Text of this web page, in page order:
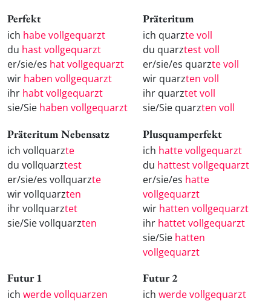
Perfekt
ich habe vollgequarzt
du hast vollgequarzt
er/sie/es hat vollgequarzt
wir haben vollgequarzt
ihr habt vollgequarzt
sie/Sie haben vollgequarzt
Präteritum
ich quarzte voll
du quarztest voll
er/sie/es quarzte voll
wir quarzten voll
ihr quarztet voll
sie/Sie quarzten voll
Präteritum Nebensatz
ich vollquarzte
du vollquarztest
er/sie/es vollquarzte
wir vollquarzten
ihr vollquarztet
sie/Sie vollquarzten
Plusquamperfekt
ich hatte vollgequarzt
du hattest vollgequarzt
er/sie/es hatte
vollgequarzt
wir hatten vollgequarzt
ihr hattet vollgequarzt
sie/Sie hatten
vollgequarzt
Futur 1
ich werde vollquarzen
Futur 2
ich werde vollgequarzt